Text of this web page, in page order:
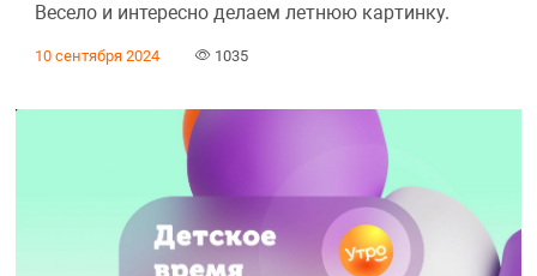
Весело и интересно делаем летнюю картинку.
10 сентября 2024 1035